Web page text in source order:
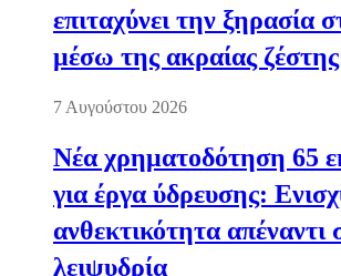
επιταχύνει την ξηρασία
μέσω της ακραίας ζέστης
7 Αυγούστου 2026
Νέα χρηματοδότηση 65
για έργα ύδρευσης:
ανθεκτικότητα απέναντι
λειψυδρία